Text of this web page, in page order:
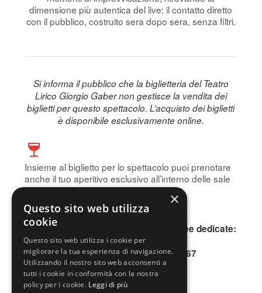
dimensione più autentica del live: il contatto diretto
con il pubblico, costruito sera dopo sera, senza filtri.
Si informa il pubblico che la biglietteria del Teatro
Lirico Giorgio Gaber non gestisce la vendita dei
biglietti per questo spettacolo. L’acquisto dei biglietti
è disponibile esclusivamente online.
Insieme al biglietto per lo spettacolo puoi prenotare
anche il tuo aperitivo esclusivo all’interno delle sale
storiche del Teatro.
Prenota subito!
Per informazioni, contattare le due linee dedicate:
INFOLINE 0200640802
SMS o WhatsApp 345.3677167
×
Questo sito web utilizza
cookie
Questo sito web utilizza i cookie per
migliorare la tua esperienza di navigazione.
Utilizzando il nostro sito web acconsenti a
tutti i cookie in conformità con la nostra
policy per i cookie. Leggi di più